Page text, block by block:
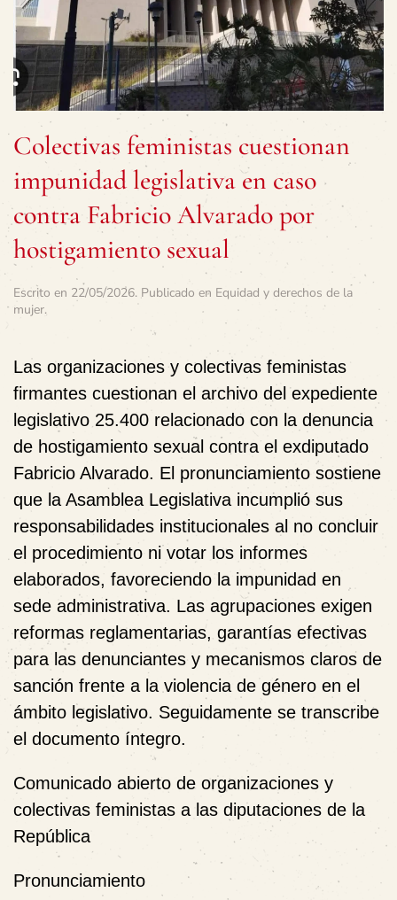
Colectivas feministas cuestionan
impunidad legislativa en caso
contra Fabricio Alvarado por
hostigamiento sexual
Escrito en 22/05/2026. Publicado en Equidad y derechos de la
mujer.
Las organizaciones y colectivas feministas
firmantes cuestionan el archivo del expediente
legislativo 25.400 relacionado con la denuncia
de hostigamiento sexual contra el exdiputado
Fabricio Alvarado. El pronunciamiento sostiene
que la Asamblea Legislativa incumplió sus
responsabilidades institucionales al no concluir
el procedimiento ni votar los informes
elaborados, favoreciendo la impunidad en
sede administrativa. Las agrupaciones exigen
reformas reglamentarias, garantías efectivas
para las denunciantes y mecanismos claros de
sanción frente a la violencia de género en el
ámbito legislativo. Seguidamente se transcribe
el documento íntegro.
Comunicado abierto de organizaciones y
colectivas feministas a las diputaciones de la
República
Pronunciamiento